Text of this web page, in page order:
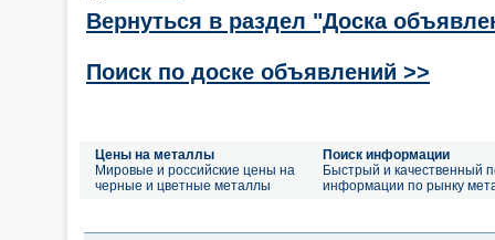
Вернуться в раздел "Доска
Поиск по доске объявлений >>
Цены на металлы
Мировые и российские цены на
черные и цветные металлы
Поиск информации
Быстрый и качественный
информации по рынку